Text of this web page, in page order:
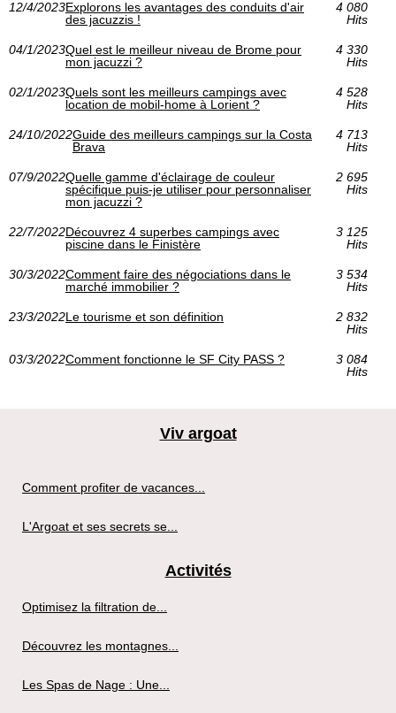
12/4/2023Explorons les avantages des conduits d'air
des jacuzzis !
4 080
Hits
04/1/2023Quel est le meilleur niveau de Brome pour
mon jacuzzi ?
4 330
Hits
02/1/2023Quels sont les meilleurs campings avec
location de mobil-home à Lorient ?
4 528
Hits
24/10/2022Guide des meilleurs campings sur la Costa
Brava
4 713
Hits
07/9/2022Quelle gamme d'éclairage de couleur
spécifique puis-je utiliser pour personnaliser
mon jacuzzi ?
2 695
Hits
22/7/2022Découvrez 4 superbes campings avec
piscine dans le Finistère
3 125
Hits
30/3/2022Comment faire des négociations dans le
marché immobilier ?
3 534
Hits
23/3/2022Le tourisme et son définition
2 832
Hits
03/3/2022Comment fonctionne le SF City PASS ?‎
3 084
Hits
Viv argoat
Comment profiter de vacances...
L'Argoat et ses secrets se...
Activités
Optimisez la filtration de...
Découvrez les montagnes...
Les Spas de Nage : Une...